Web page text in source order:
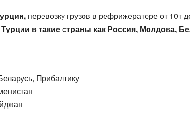
перевозку грузов в рефрижераторе от 10т
Турции в такие страны как Россия, Молдова,
Прибалтику